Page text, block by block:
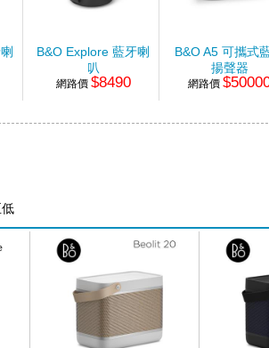
B&O Explore 藍牙喇
叭
網路價 $8490
B&O A5 可攜式
揚聲器
網路價